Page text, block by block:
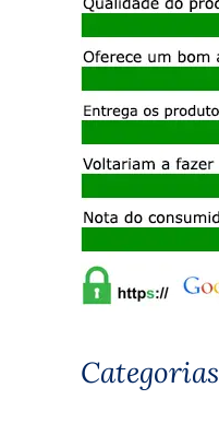
Categorias